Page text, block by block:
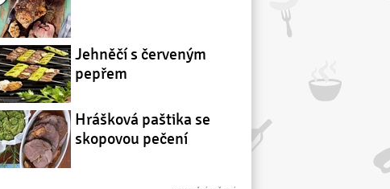
Jehněčí s červeným
pepřem
Hrášková paštika se
skopovou pečení